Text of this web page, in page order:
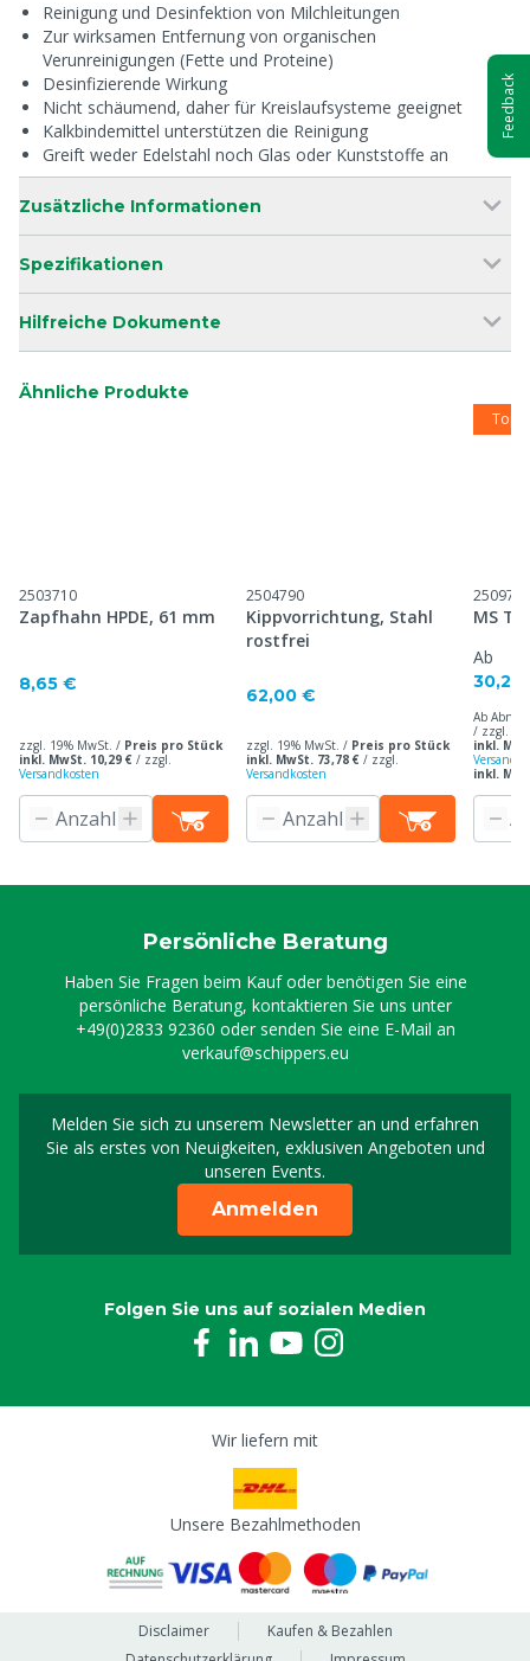
Reinigung und Desinfektion von Milchleitungen
Zur wirksamen Entfernung von organischen
Verunreinigungen (Fette und Proteine)
Desinfizierende Wirkung
Nicht schäumend, daher für Kreislaufsysteme geeignet
Kalkbindemittel unterstützen die Reinigung
Greift weder Edelstahl noch Glas oder Kunststoffe an
Zusätzliche Informationen
Spezifikationen
Hilfreiche Dokumente
Ähnliche Produkte
2503710
Zapfhahn HPDE, 61 mm
8,65 €
zzgl. 19% MwSt. / Preis pro Stück
inkl. MwSt. 10,29 € / zzgl.
Versandkosten
2504790
Kippvorrichtung, Stahl
rostfrei
62,00 €
zzgl. 19% MwSt. / Preis pro Stück
inkl. MwSt. 73,78 € / zzgl.
Versandkosten
Top
2509722
MS
Ab
30,20
Ab
/ zzgl.
inkl.
inkl.
Persönliche Beratung
Haben Sie Fragen beim Kauf oder benötigen Sie eine
persönliche Beratung, kontaktieren Sie uns unter
+49(0)2833 92360 oder senden Sie eine E-Mail an
verkauf@schippers.eu
Melden Sie sich zu unserem Newsletter an und erfahren
Sie als erstes von Neuigkeiten, exklusiven Angeboten und
unseren Events.
Melden Sie sich für
Anmelden
Folgen Sie uns auf sozialen Medien
Wir liefern mit
Unsere Bezahlmethoden
Disclaimer
Kaufen & Bezahlen
Feedback